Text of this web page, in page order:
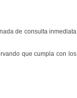
de consulta inmediata
que cumpla con los